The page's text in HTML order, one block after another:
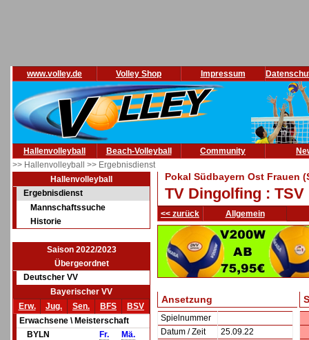
www.volley.de Volley Shop Impressum
Hallenvolleyball Beach-Volleyball Community
>> Hallenvolleyball >> Ergebnisdienst
Hallenvolleyball
Ergebnisdienst
Mannschaftssuche
Historie
Saison 2022/2023
Übergeordnet
Deutscher VV
Bayerischer VV
Erw.
Jug. Sen. BFS
BSV
Erwachsene \ Meisterschaft
BYLN
Fr.
Mä.
Pokal Südbayern Ost Frauen
TV Dingolfing :
<< zurück Allgemein
Ansetzung
Spielnummer
Datum / Zeit
25.09.22